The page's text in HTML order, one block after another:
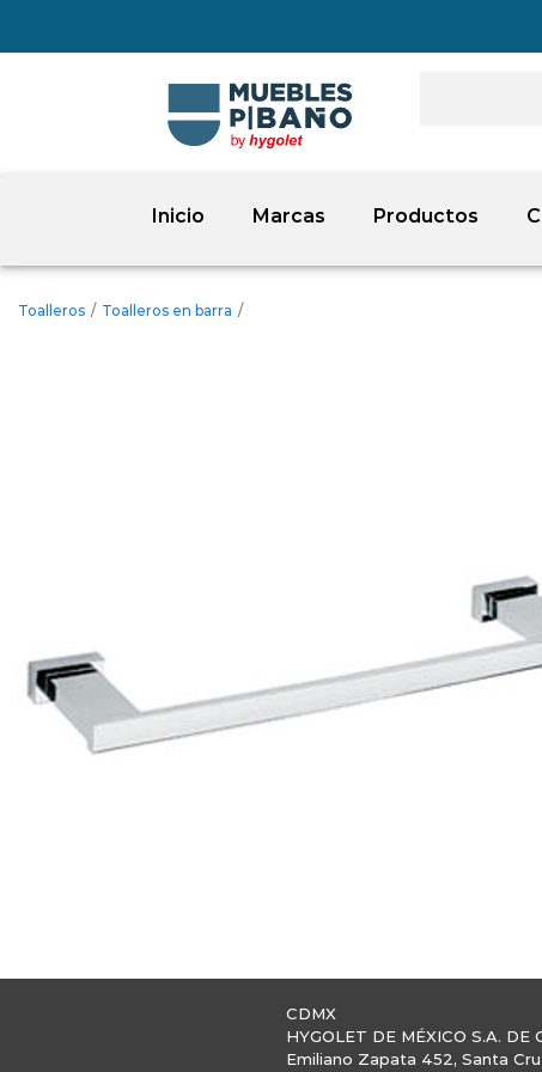
Inicio Marcas Productos
Toalleros / Toalleros en barra /
CDMX
HYGOLET DE MÉXICO S.A. DE
Emiliano Zapata 452, Santa